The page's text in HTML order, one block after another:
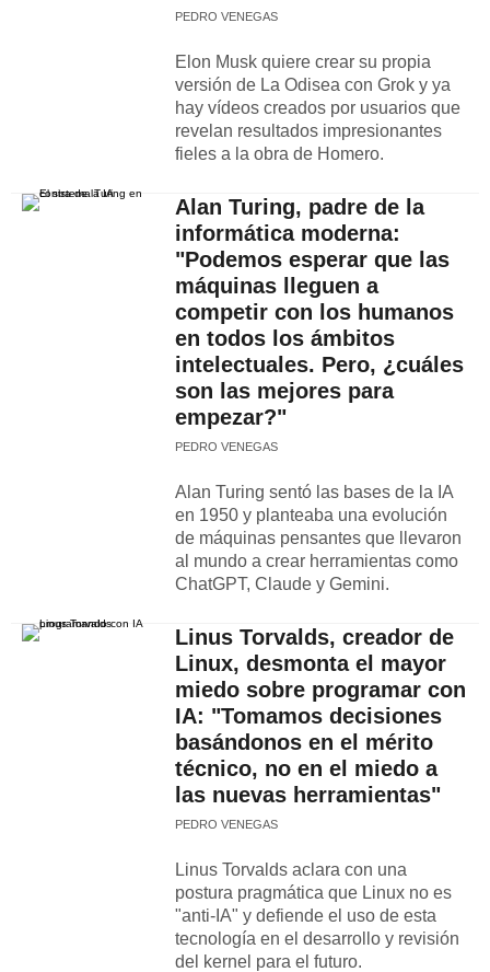
PEDRO VENEGAS
Elon Musk quiere crear su propia
versión de La Odisea con Grok y ya
hay vídeos creados por usuarios que
revelan resultados impresionantes
fieles a la obra de Homero.
Alan Turing, padre de la
informática moderna:
"Podemos esperar que las
máquinas lleguen a
competir con los humanos
en todos los ámbitos
intelectuales. Pero, ¿cuáles
son las mejores para
empezar?"
PEDRO VENEGAS
Alan Turing sentó las bases de la IA
en 1950 y planteaba una evolución
de máquinas pensantes que llevaron
al mundo a crear herramientas como
ChatGPT, Claude y Gemini.
Linus Torvalds, creador de
Linux, desmonta el mayor
miedo sobre programar con
IA: "Tomamos decisiones
basándonos en el mérito
técnico, no en el miedo a
las nuevas herramientas"
PEDRO VENEGAS
Linus Torvalds aclara con una
postura pragmática que Linux no es
"anti-IA" y defiende el uso de esta
tecnología en el desarrollo y revisión
del kernel para el futuro.